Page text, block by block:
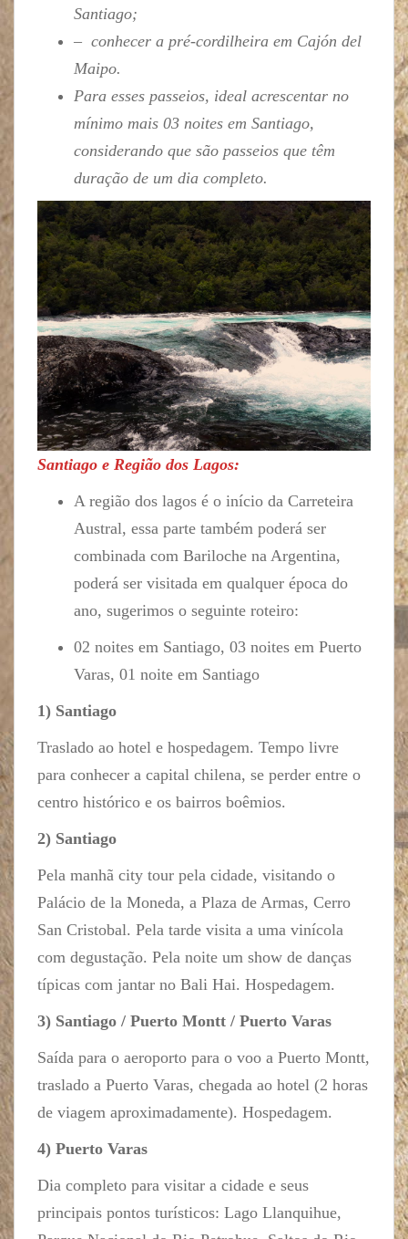
Santiago;
– conhecer a pré-cordilheira em Cajón del
Maipo.
Para esses passeios, ideal acrescentar no
mínimo mais 03 noites em Santiago,
considerando que são passeios que têm
duração de um dia completo.
Santiago e Região dos Lagos:
A região dos lagos é o início da Carreteira
Austral, essa parte também poderá ser
combinada com Bariloche na Argentina,
poderá ser visitada em qualquer época do
ano, sugerimos o seguinte roteiro:
02 noites em Santiago, 03 noites em Puerto
Varas, 01 noite em Santiago
1) Santiago
Traslado ao hotel e hospedagem. Tempo livre
para conhecer a capital chilena, se perder entre o
centro histórico e os bairros boêmios.
2) Santiago
Pela manhã city tour pela cidade, visitando o
Palácio de la Moneda, a Plaza de Armas, Cerro
San Cristobal. Pela tarde visita a uma vinícola
com degustação. Pela noite um show de danças
típicas com jantar no Bali Hai. Hospedagem.
3) Santiago / Puerto Montt / Puerto Varas
Saída para o aeroporto para o voo a Puerto Montt,
traslado a Puerto Varas, chegada ao hotel (2 horas
de viagem aproximadamente). Hospedagem.
4) Puerto Varas
Dia completo para visitar a cidade e seus
principais pontos turísticos: Lago Llanquihue,